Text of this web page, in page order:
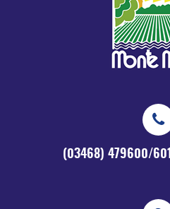
(03468) 479600/601